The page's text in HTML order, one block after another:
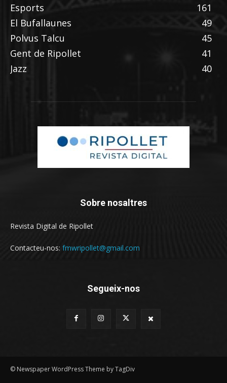
Esports
161
El Bufallaunes
49
Polvus Talcu
45
Gent de Ripollet
41
Jazz
40
Sobre nosaltres
Revista Digital de Ripollet
Contacteu-nos: fmwripollet@gmail.com
Segueix-nos
© Newspaper WordPress Theme by TagDiv